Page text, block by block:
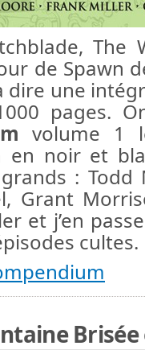
The
de Spawn
dire une
pages.
volume 1
en noir et
: Todd
Grant
et j’en
cultes.